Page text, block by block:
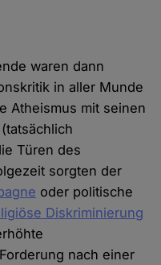
waren dann
in aller Munde
Atheismus mit seinen
Türen des
sorgten der
oder politische
Diskriminierung
nach einer